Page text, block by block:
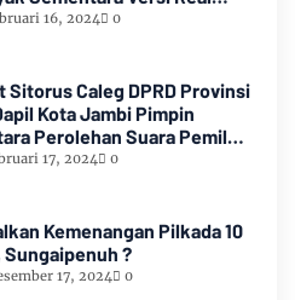
RI16, 2024 0
Sitorus Caleg DPRD Provinsi
Kota Jambi Pimpin
Perolehan Suara Pemilu
17, 2024 0
Kemenangan Pilkada 10
Sungaipenuh ?
17, 2024 0